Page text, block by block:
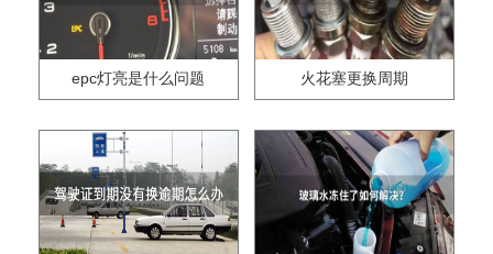
epc灯亮是什么问题 火花塞更换周期